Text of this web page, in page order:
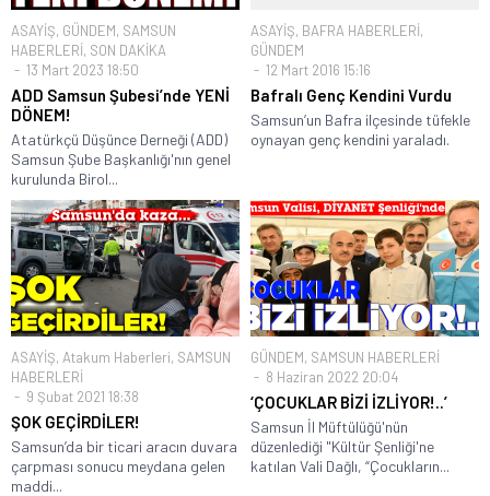
ASAYİŞ, GÜNDEM, SAMSUN
HABERLERİ, SON DAKİKA
13 Mart 2023 18:50
ADD Samsun Şubesi’nde YENİ
DÖNEM!
Atatürkçü Düşünce Derneği (ADD)
Samsun Şube Başkanlığı'nın genel
kurulunda Birol...
ASAYİŞ, BAFRA HABERLERİ,
GÜNDEM
12 Mart 2016 15:16
Bafralı Genç Kendini Vurdu
Samsun’un Bafra ilçesinde tüfekle
oynayan genç kendini yaraladı.
ASAYİŞ, Atakum Haberleri, SAMSUN
HABERLERİ
9 Şubat 2021 18:38
ŞOK GEÇİRDİLER!
Samsun’da bir ticari aracın duvara
çarpması sonucu meydana gelen
maddi...
GÜNDEM, SAMSUN HABERLERİ
8 Haziran 2022 20:04
‘ÇOCUKLAR BİZİ İZLİYOR!..’
Samsun İl Müftülüğü'nün
düzenlediği "Kültür Şenliği'ne
katılan Vali Dağlı, “Çocukların...